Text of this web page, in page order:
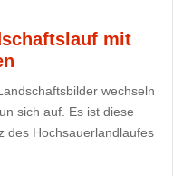
mit
wechseln
sich auf. Es ist diese
des Hochsauerlandlaufes